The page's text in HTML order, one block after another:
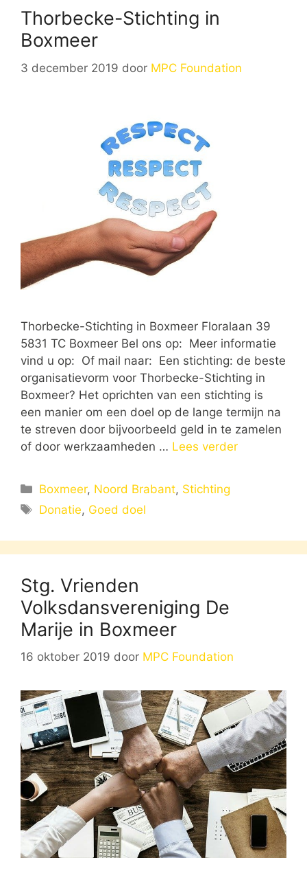
Thorbecke-Stichting in
Boxmeer
3 december 2019 door MPC Foundation
Thorbecke-Stichting in Boxmeer Floralaan 39
5831 TC Boxmeer Bel ons op: Meer informatie
vind u op: Of mail naar: Een stichting: de beste
organisatievorm voor Thorbecke-Stichting in
Boxmeer? Het oprichten van een stichting is
een manier om een doel op de lange termijn na
te streven door bijvoorbeeld geld in te zamelen
of door werkzaamheden … Lees verder
Categorieën
Boxmeer, Noord Brabant, Stichting
Tags
Donatie, Goed doel
Stg. Vrienden
Volksdansvereniging De
Marije in Boxmeer
16 oktober 2019 door MPC Foundation